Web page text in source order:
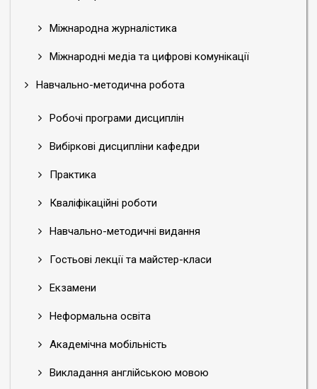
Міжнародна журналістика
Міжнародні медіа та цифрові комунікації
Навчально-методична робота
Робочі програми дисциплін
Вибіркові дисципліни кафедри
Практика
Кваліфікаційні роботи
Навчально-методичні видання
Гостьові лекції та майстер-класи
Екзамени
Неформальна освіта
Академічна мобільність
Викладання англійською мовою